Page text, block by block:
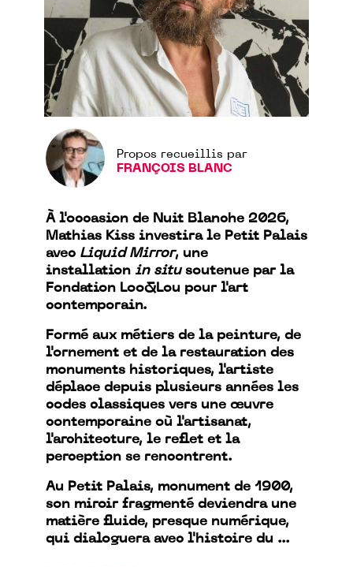
Propos recueillis par
FRANÇOIS BLANC
À l'occasion de Nuit Blanche 2026,
Mathias Kiss investira le Petit Palais
avec Liquid Mirror, une
installation in situsoutenue par la
Fondation Loo&Lou pour l'art
contemporain.
Formé aux métiers de la peinture, de
l'ornement et de la restauration des
monuments historiques, l'artiste
déplace depuis plusieurs années les
codes classiques vers une œuvre
contemporaine où l'artisanat,
l'architecture, le reflet et la
perception se rencontrent.
Au Petit Palais, monument de 1900,
son miroir fragmenté deviendra une
matière fluide, presque numérique,
qui dialoguera avec l'histoire du ...